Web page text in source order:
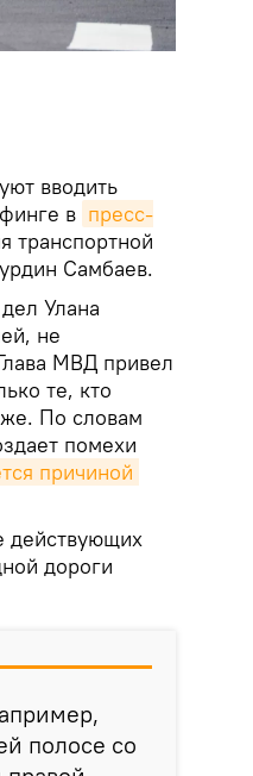
вводить
в пресс-
транспортной
Самбаев.
Улана
не
МВД привел
те, кто
По словам
помехи
причиной
действующих
дороги
полосе со